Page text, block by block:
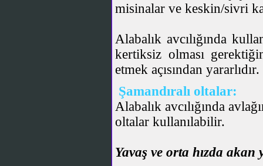
misinalar ve keskin/sivri
Alabalık avcılığında
kertiksiz olması
etmek açısından yararlıdır.
Şamandıralı oltalar:
Alabalık avcılığında
oltalar kullanılabilir.
Yavaş ve orta hızda